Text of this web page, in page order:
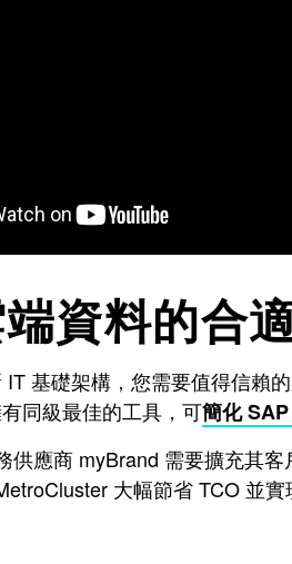
資料的合
基礎架構，您需要值得信賴
同級最佳的工具，可簡化
供應商 myBrand 需要擴充其
大幅節省 TCO 並實